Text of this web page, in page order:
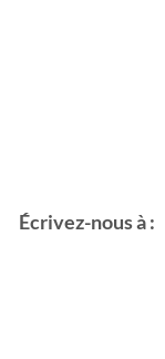
Écrivez-nous à :